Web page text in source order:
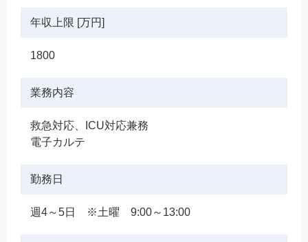
年収上限 [万円]
1800
業務内容
救急対応、ICU対応兼務
電子カルテ
勤務日
週4～5日 ※土曜 9:00～13:00